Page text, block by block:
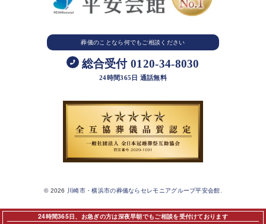
24時間365日、お急ぎの方は深夜早朝でもご相談を受付けております
葬儀のことなら何でもご相談ください
総合受付 0120-34-8030
24時間365日 通話無料
© 2026 川崎市・横浜市の葬儀ならセレモニアグループ平安会館.